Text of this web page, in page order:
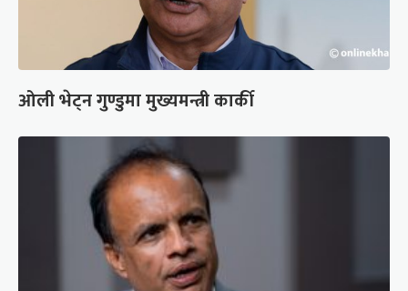
ओली भेट्न गुण्डुमा मुख्यमन्त्री कार्की